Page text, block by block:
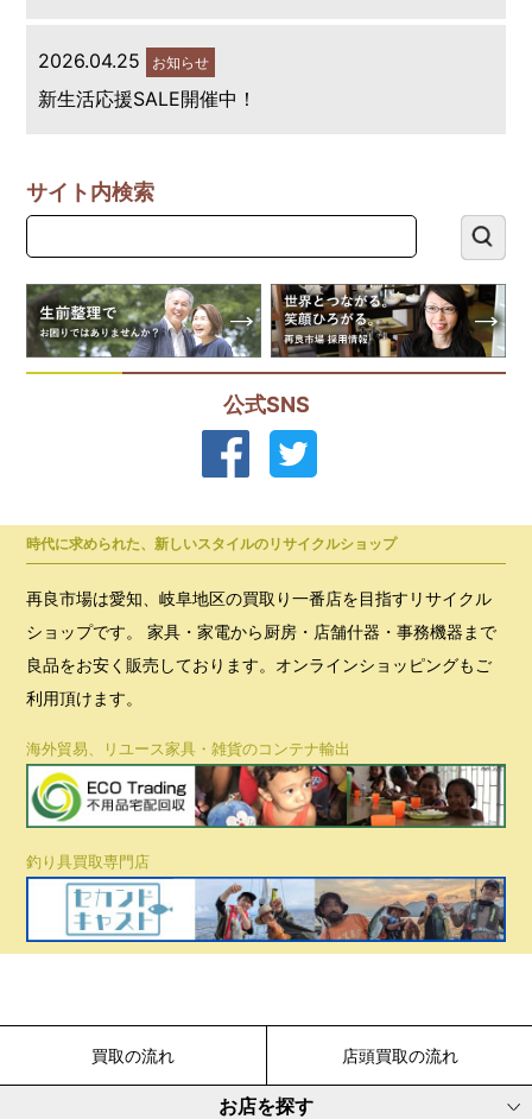
2026.04.25 お知らせ
新生活応援SALE開催中！
サイト内検索
公式SNS
時代に求められた、新しいスタイルのリサイクルショップ
再良市場は愛知、岐阜地区の買取り一番店を目指すリサイクル
ショップです。 家具・家電から厨房・店舗什器・事務機器まで
良品をお安く販売しております。オンラインショッピングもご
利用頂けます。
海外貿易、リユース家具・雑貨のコンテナ輸出
釣り具買取専門店
買取の流れ 店頭買取の流れ
お店を探す